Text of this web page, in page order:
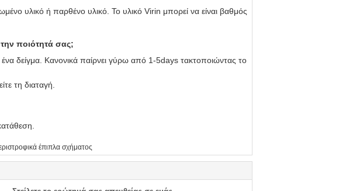
υλικό ή παρθένο υλικό. Το υλικό Virin μπορεί να είναι βαθμός
ποιότητά σας;
δείγμα. Κανονικά παίρνει γύρω από 1-5days τακτοποιώντας το
τη διαταγή.
έπιπλα σχήματος